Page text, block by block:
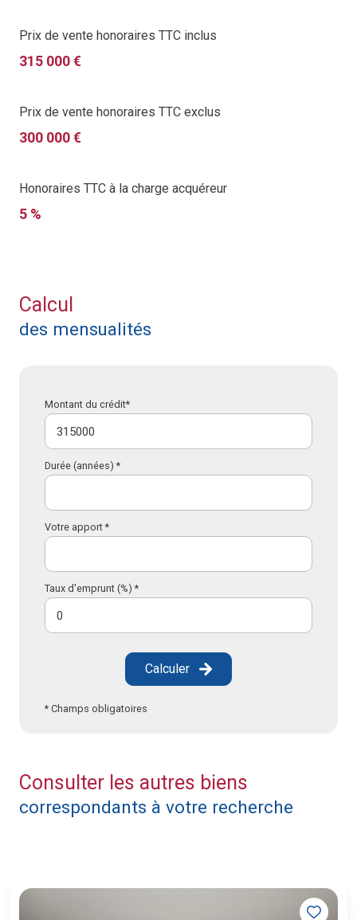
frontière suisse, cet immeuble est une
opportunité d’investissement sécurisé
par mail àb.aktas@cagim-sogedim.fr
Prix de vente honoraires TTC inclus
315 000 €
Prix de vente honoraires TTC exclus
300 000 €
Honoraires TTC à la charge acquéreur
5 %
Calcul
des mensualités
Montant du crédit*
Durée (années) *
Votre apport *
Taux d'emprunt (%) *
Calculer
* Champs obligatoires
Consulter les autres biens
correspondants à votre recherche